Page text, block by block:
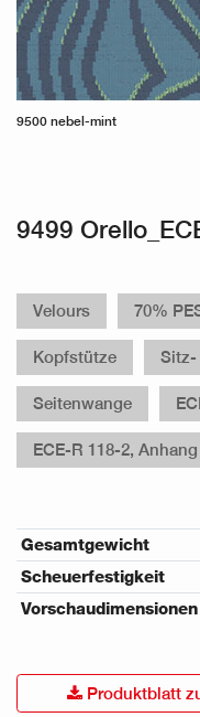
9500 nebel-mint
9499
Velours 70%
Kopfstütze Sitz-
Seitenwange
ECE-R 118-2,
Gesamtgewicht
Scheuerfestigkeit
Vorschaudimensionen
Produktblatt